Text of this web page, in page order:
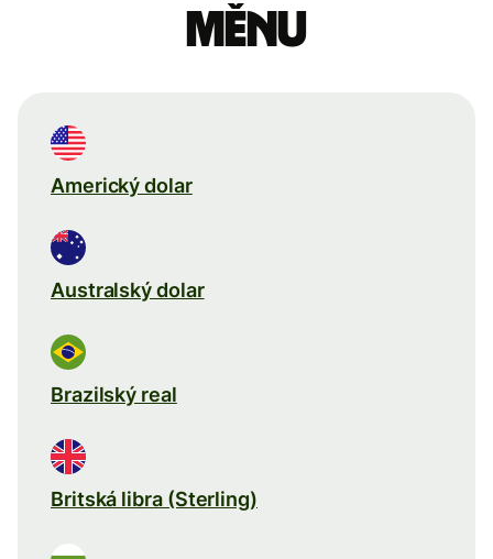
měnu
Americký dolar
Australský dolar
Brazilský real
Britská libra (Sterling)